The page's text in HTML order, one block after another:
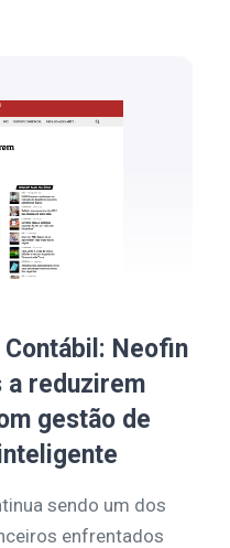
Neofin
a reduzirem
gestão de
sendo um dos
enfrentados